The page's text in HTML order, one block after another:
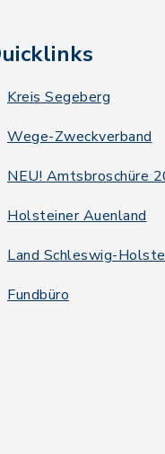
Kreis Segeberg
Wege-Zweckverband
NEU! Amtsbroschüre
Holsteiner Auenland
Land Schleswig-
Fundbüro